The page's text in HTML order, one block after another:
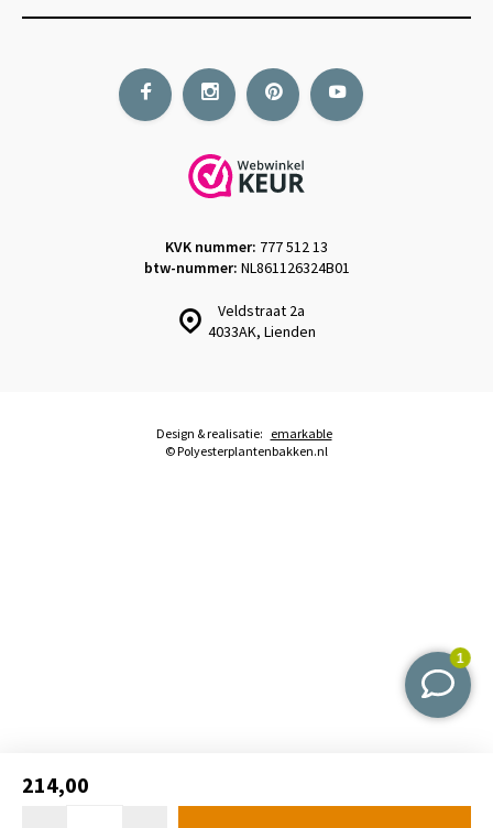
214,00
Veldstraat 2a
4033AK, Lienden
KVK nummer: 777 512 13
btw-nummer: NL861126324B01
© Polyesterplantenbakken.nl
Design & realisatie: emarkable